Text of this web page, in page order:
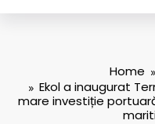
Home
Ekol a inaugurat
mare investiție